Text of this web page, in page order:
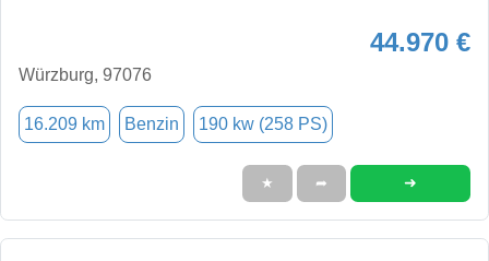
44.970 €
Würzburg, 97076
16.209 km Benzin 190 kw (258 PS)
★ ➦ ➜